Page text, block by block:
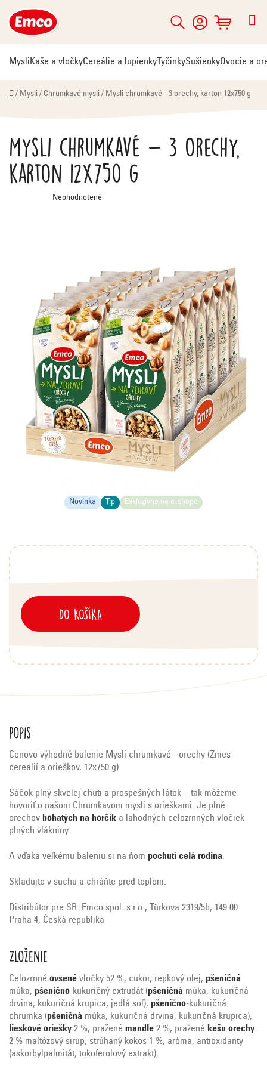
na
obsah
Hľadať
NÁKUPNÝ
KOŠÍK
MysliKaše a vločkyCereálie a lupienky TyčinkySušienkyOvocie a
Domov
/ Mysli / Chrumkavé mysli / Mysli chrumkavé - 3 orechy, karton 12x750 g
DO KOŠÍKA
Mysli chrumkavé - 3 orechy,
karton 12x750 g
Priemerné
hodnotenie
Neohodnotené
Novinka Tip Exkluzívne na e-shope
Popis
Cenovo výhodné balenie Mysli chrumkavé - orechy (Zmes
cerealií a orieškov, 12x750 g)
Sáčok plný skvelej chuti a prospešných látok – tak môžeme
hovoriť o našom Chrumkavom mysli s orieškami. Je plné
orechov bohatých na horčík a lahodných celozrnných vločiek
plných vlákniny.
A vďaka veľkému baleniu si na ňom pochutí celá rodina.
Skladujte v suchu a chráňte pred teplom.
Distribútor pre SR: Emco spol. s r.o., Türkova 2319/5b, 149 00
Praha 4, Česká republika
Zloženie
Celozrnné ovsené vločky 52 %, cukor, repkový olej, pšeničná
múka, pšenično-kukuričný extrudát (pšeničná múka, kukuričná
drvina, kukuričná krupica, jedlá soľ), pšenično-kukuričná
chrumka (pšeničná múka, kukuričná drvina, kukuričná krupica),
lieskové oriešky 2 %, pražené mandle 2 %, pražené kešu orechy
2 % maltózový sirup, strúhaný kokos 1 %, aróma, antioxidanty
(askorbylpalmitát, tokoferolový extrakt).